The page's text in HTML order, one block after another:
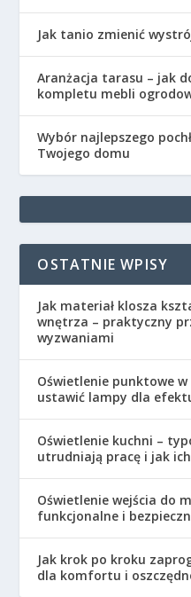
Jak tanio zmienić
Aranżacja tarasu – jak
kompletu mebli
Wybór najlepszego
Twojego domu
OSTATNIE WPISY
Jak materiał klosza
wnętrza – praktyczny
wyzwaniami
Oświetlenie punktowe
ustawić lampy dla
Oświetlenie kuchni –
utrudniają pracę i jak
Oświetlenie wejścia do
funkcjonalne i
Jak krok po kroku
dla komfortu i